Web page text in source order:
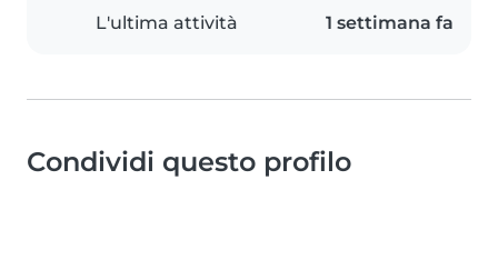
L'ultima attività 1 settimana fa
Condividi questo profilo